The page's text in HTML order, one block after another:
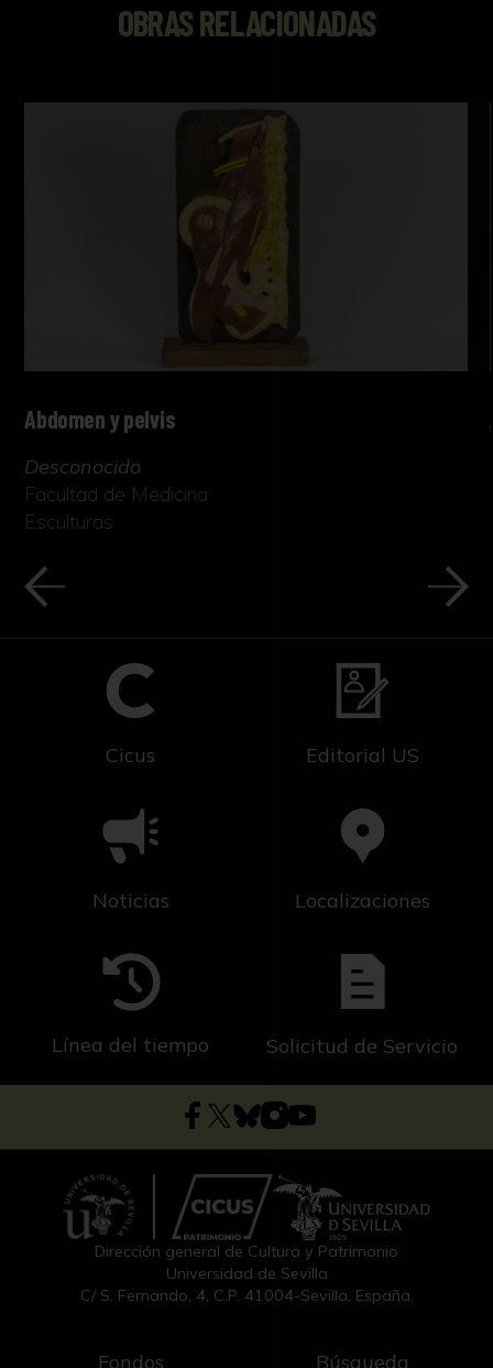
OBRAS RELACIONADAS
Abdomen y pelvis
Desconocido
Facultad de Medicina
Esculturas
Cicus Editorial US
Noticias Localizaciones
Línea del tiempo Solicitud de Servicio
Dirección general de Cultura y Patrimonio
Universidad de Sevilla
C/ S. Fernando, 4, C.P. 41004-Sevilla, España.
Fondos Búsqueda